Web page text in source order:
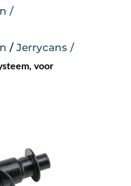
ons
/
/ Jerrycans /
voor